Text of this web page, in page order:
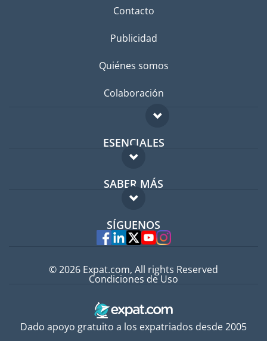
Contacto
Publicidad
Quiénes somos
Colaboración
ESENCIALES
Foro para expatriados
Guía para expatriados
Trabajos en el extranjero
SABER MÁS
FAQ
Expertos
SÍGUENOS
Dado apoyo gratuito a los expatriados desde 2005
© 2026 Expat.com, All rights Reserved
Condiciones de Uso